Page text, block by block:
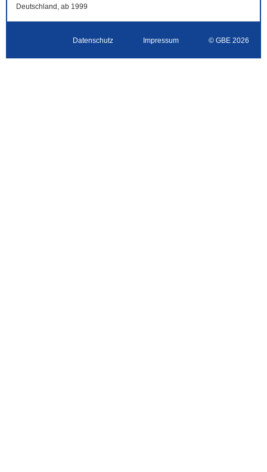
Deutschland, ab 1999
Datenschutz Impressum © GBE 2026